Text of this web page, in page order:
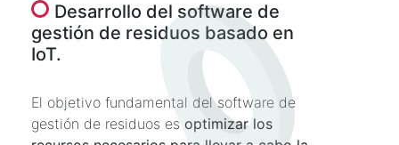
Desarrollo del software de
gestión de residuos basado en
IoT.
El objetivo fundamental del software de
gestión de residuos es optimizar los